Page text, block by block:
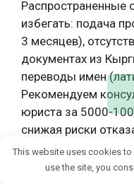
Распространенные
избегать: подача
3 месяцев),
документах из
переводы имен
Рекомендуем
юриста за 5000-
снижая риски
пакет можно через
онлайн, с
This website uses cookies to
use the site, you